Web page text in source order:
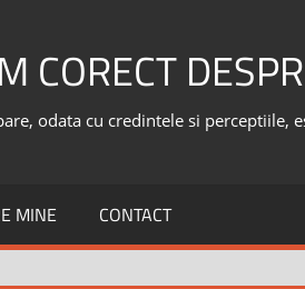
CORECT
odata cu credintele si perceptiile,
MINE CONTACT